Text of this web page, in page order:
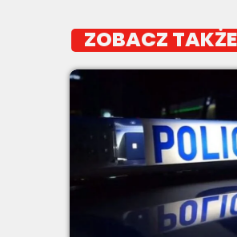
ZOBACZ TAKŻE